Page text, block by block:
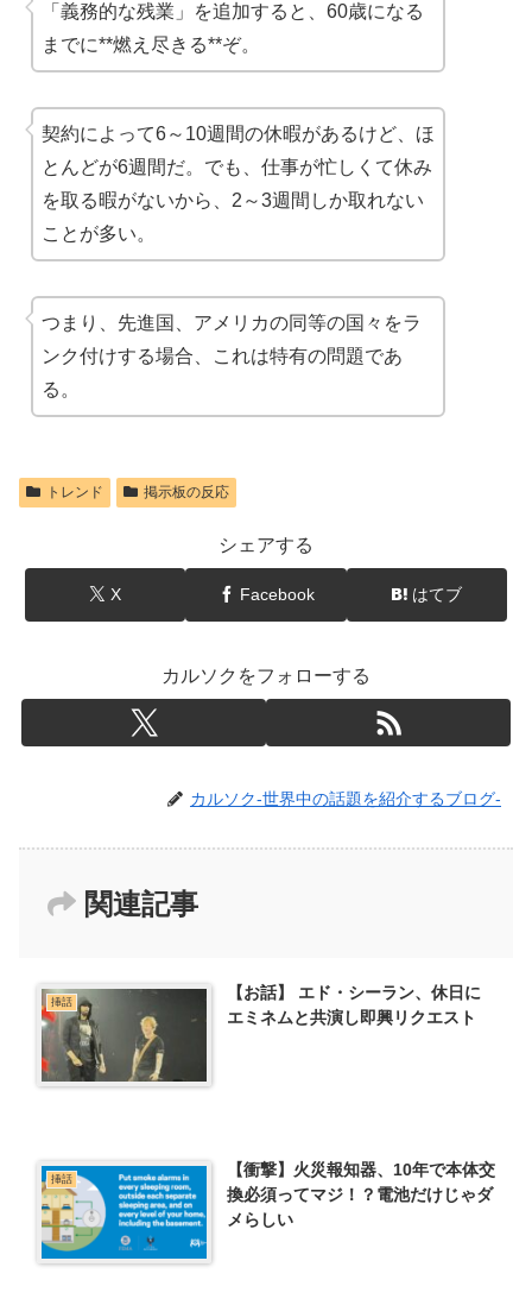
「義務的な残業」を追加すると、60歳になる
までに**燃え尽きる**ぞ。
契約によって6～10週間の休暇があるけど、ほ
とんどが6週間だ。でも、仕事が忙しくて休み
を取る暇がないから、2～3週間しか取れない
ことが多い。
つまり、先進国、アメリカの同等の国々をラ
ンク付けする場合、これは特有の問題であ
る。
トレンド 掲示板の反応
シェアする
X Facebook はてブ
カルソクをフォローする
カルソク-世界中の話題を紹介するブログ-
関連記事
挿話
【お話】 エド・シーラン、休日に
エミネムと共演し即興リクエスト
挿話
【衝撃】火災報知器、10年で本体交
換必須ってマジ！？電池だけじゃダ
メらしい